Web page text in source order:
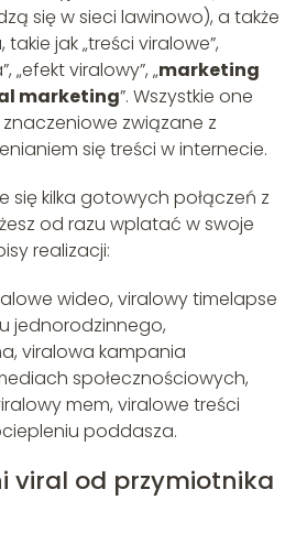
się w sieci lawinowo), a także
jak „treści viralowe”,
„efekt viralowy”, „marketing
marketing”. Wszystkie one
związane z
się treści w internecie.
się kilka gotowych połączeń z
od razu wplatać w swoje
realizacji:
wideo, viralowy timelapse
jednorodzinnego,
viralowa kampania
społecznościowych,
mem, viralowe treści
poddasza.
viral od przymiotnika